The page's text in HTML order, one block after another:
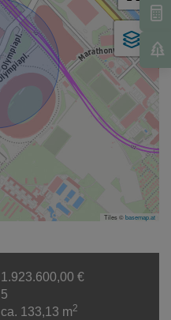
Tiles ©basemap.at
1.923.600,00 €
5
ca. 133,13 m2